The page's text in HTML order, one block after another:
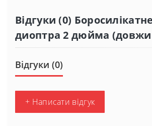
Відгуки (0)
диоптра 2 дюйма
Відгуки (0)
+ Написати відгук